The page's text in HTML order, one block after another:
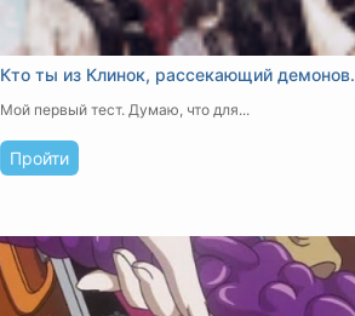
Кто ты из Клинок, рассекающий демонов.
Мой первый тест. Думаю, что для...
Пройти